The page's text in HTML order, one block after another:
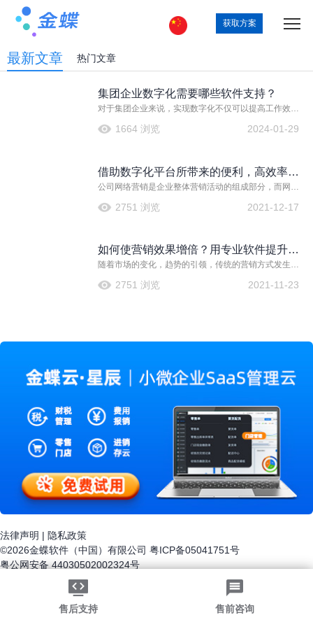
获取方案
售后支持 售前咨询
最新文章 热门文章
集团企业数字化需要哪些软件支持？
对于集团企业来说，实现数字化不仅可以提高工作效
在进行数字化转型时需要哪些软件支持呢？本文将从以
2024-01-29
1664 浏览
借助数字化平台所带来的便利，高效率进
行公司网络营销
公司网络营销是企业整体营销活动的组成部分，而网络
很大的不同。利用网络进行营销，可以不受地域限制，
2021-12-17
2751 浏览
如何使营销效果增倍？用专业软件提升网
络营销管理效率
随着市场的变化，趋势的引领，传统的营销方式发生了
者，更多的与消费者互动。重新定义客户类型、客户关
蝶全渠道云赋能就是很不错的选择。
2021-11-23
2751 浏览
法律声明 | 隐私政策
©2026金蝶软件（中国）有限公司 粤ICP备05041751号
粤公网安备 44030502002324号